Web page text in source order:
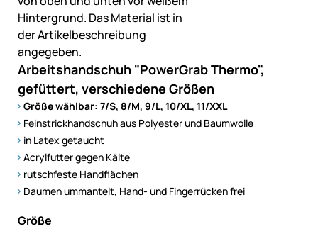
Arbeitshandschuh "PowerGrab Thermo",
gefüttert, verschiedene Größen
Größe wählbar: 7/S, 8/M, 9/L, 10/XL, 11/XXL
Feinstrickhandschuh aus Polyester und Baumwolle
in Latex getaucht
Acrylfutter gegen Kälte
rutschfeste Handflächen
Daumen ummantelt, Hand- und Fingerrücken frei
Größe